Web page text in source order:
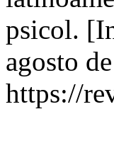
psicol.
agosto
https://